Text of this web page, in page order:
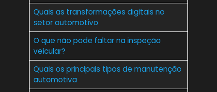
Quais as transformações digitais no
setor automotivo
O que não pode faltar na inspeção
veicular?
Quais os principais tipos de manutenção
automotiva